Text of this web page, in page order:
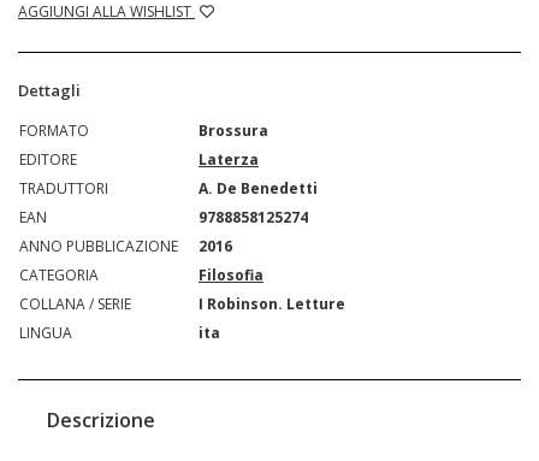
AGGIUNGI ALLA WISHLIST
Dettagli
FORMATO
Brossura
EDITORE
Laterza
TRADUTTORI
A. De Benedetti
EAN
9788858125274
ANNO PUBBLICAZIONE
2016
CATEGORIA
Filosofia
COLLANA / SERIE
I Robinson. Letture
LINGUA
ita
Descrizione